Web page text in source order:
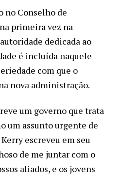
no Conselho de
primeira vez na
dedicada ao
é incluída naquele
com que o
nova administração.
um governo que trata
um assunto urgente de
escreveu em seu
de me juntar com o
aliados, e os jovens